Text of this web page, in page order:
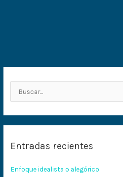
a
p
Entradas recientes
Enfoque idealista o alegórico